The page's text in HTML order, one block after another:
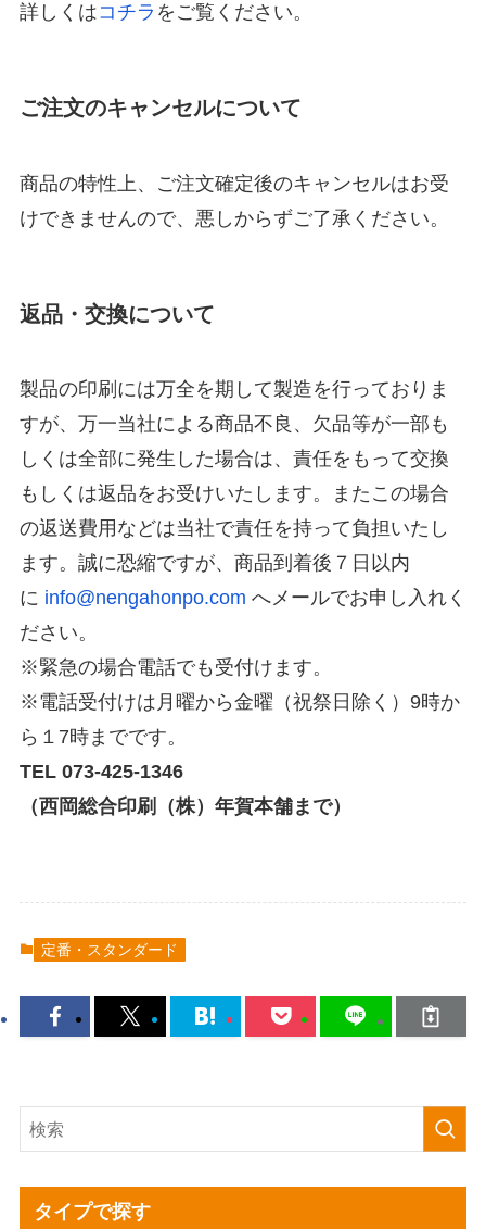
詳しくはコチラ をご覧ください。
ご注文のキャンセルについて
商品の特性上、ご注文確定後のキャンセルはお受
けできませんので、悪しからずご了承ください。
返品・交換について
製品の印刷には万全を期して製造を行っておりま
すが、万一当社による商品不良、欠品等が一部も
しくは全部に発生した場合は、責任をもって交換
もしくは返品をお受けいたします。またこの場合
の返送費用などは当社で責任を持って負担いたし
ます。誠に恐縮ですが、商品到着後７日以内
に info@nengahonpo.com へメールでお申し入れく
ださい。
※緊急の場合電話でも受付けます。
※電話受付けは月曜から金曜（祝祭日除く）9時か
ら１7時までです。
TEL 073-425-1346
（西岡総合印刷（株）年賀本舗まで）
定番・スタンダード
タイプで探す